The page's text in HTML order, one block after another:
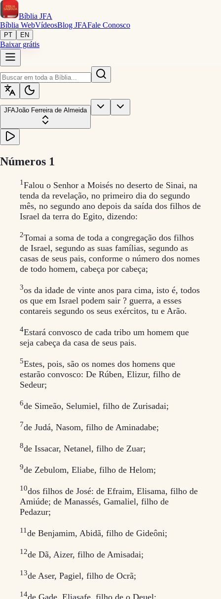
Bíblia JFA
Bíblia WebVídeosBlog JFAFale Conosco
PT EN
Baixar grátis
JFAJoão Ferreira de Almeida
Números 1
1Falou o Senhor a Moisés no deserto de Sinai, na
tenda da revelação, no primeiro dia do segundo
mês, no segundo ano depois da saída dos filhos de
Israel da terra do Egito, dizendo:
2Tomai a soma de toda a congregação dos filhos
de Israel, segundo as suas famílias, segundo as
casas de seus pais, conforme o número dos nomes
de todo homem, cabeça por cabeça;
3os da idade de vinte anos para cima, isto é, todos
os que em Israel podem sair ? guerra, a esses
contareis segundo os seus exércitos, tu e Arão.
4Estará convosco de cada tribo um homem que
seja cabeça da casa de seus pais.
5Estes, pois, são os nomes dos homens que
estarão convosco: De Rúben, Elizur, filho de
Sedeur;
6de Simeão, Selumiel, filho de Zurisadai;
7de Judá, Nasom, filho de Aminadabe;
8de Issacar, Netanel, filho de Zuar;
9de Zebulom, Eliabe, filho de Helom;
10dos filhos de José: de Efraim, Elisama, filho de
Amiúde; de Manassés, Gamaliel, filho de
Pedazur;
11de Benjamim, Abidã, filho de Gideôni;
12de Dã, Aizer, filho de Amisadai;
13de Aser, Pagiel, filho de Ocrã;
14de Gade, Eliasafe, filho de o Deuel;